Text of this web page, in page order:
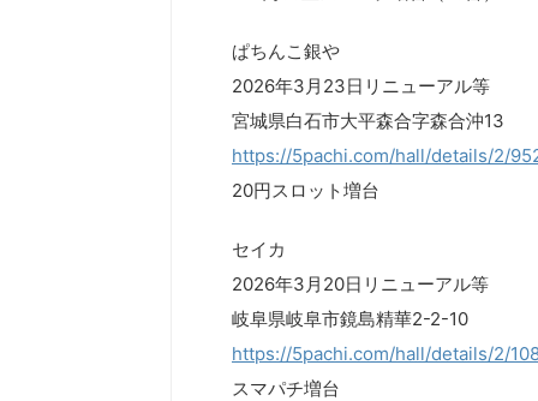
ぱちんこ銀や
2026年3月23日リニューアル等
宮城県白石市大平森合字森合沖13
https://5pachi.com/hall/details/2/
20円スロット増台
セイカ
2026年3月20日リニューアル等
岐阜県岐阜市鏡島精華2-2-10
https://5pachi.com/hall/details/2/
スマパチ増台